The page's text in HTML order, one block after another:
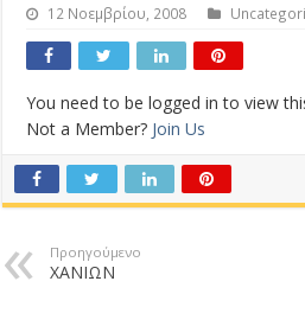
12 Νοεμβρίου, 2008
You need to be logged in to view
Not a Member? Join Us
Προηγούμενο
ΧΑΝΙΩΝ